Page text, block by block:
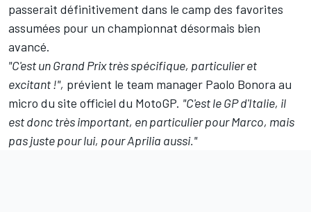
passerait définitivement dans le camp des favorites
assumées pour un championnat désormais bien
avancé.
"C'est un Grand Prix très spécifique, particulier et
excitant!", prévient le team manager Paolo Bonora au
micro du site officiel du MotoGP. "C'est le GP d'Italie, il
est donc très important, en particulier pour Marco, mais
pas juste pour lui, pour Aprilia aussi."